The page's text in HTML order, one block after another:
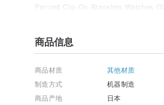
Pierced Clip-On Bracelets Watches
Trays Rings Torso Accessory Cases
商品信息
商品材质
其他材质
制造方式
机器制造
商品产地
日本